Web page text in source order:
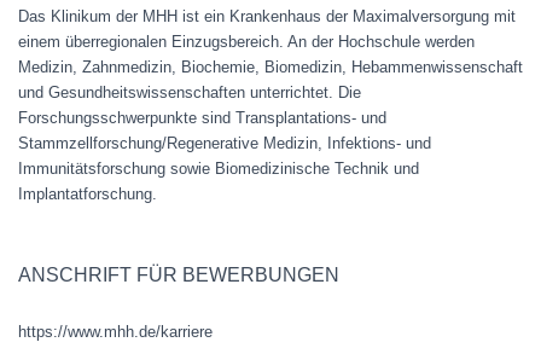
Das Klinikum der MHH ist ein Krankenhaus der Maximalversorgung mit
einem überregionalen Einzugsbereich. An der Hochschule werden
Medizin, Zahnmedizin, Biochemie, Biomedizin, Hebammenwissenschaft
und Gesundheitswissenschaften unterrichtet. Die
Forschungsschwerpunkte sind Transplantations- und
Stammzellforschung/Regenerative Medizin, Infektions- und
Immunitätsforschung sowie Biomedizinische Technik und
Implantatforschung.
ANSCHRIFT FÜR BEWERBUNGEN
https://www.mhh.de/karriere